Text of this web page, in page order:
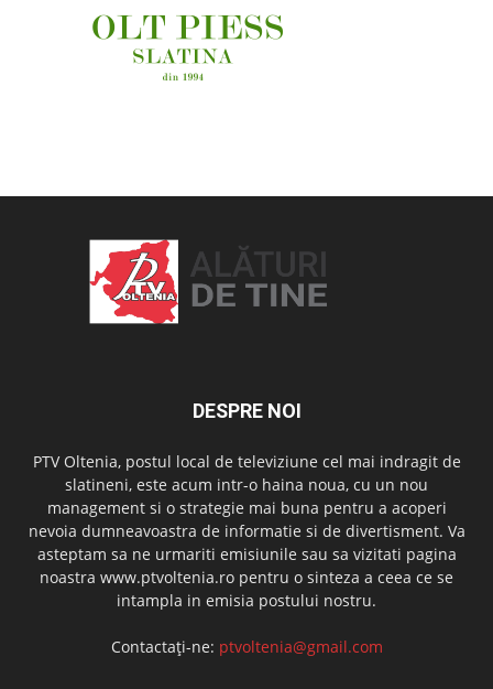
DESPRE NOI
PTV Oltenia, postul local de televiziune cel mai indragit de
slatineni, este acum intr-o haina noua, cu un nou
management si o strategie mai buna pentru a acoperi
nevoia dumneavoastra de informatie si de divertisment. Va
asteptam sa ne urmariti emisiunile sau sa vizitati pagina
noastra www.ptvoltenia.ro pentru o sinteza a ceea ce se
intampla in emisia postului nostru.
Contactați-ne: ptvoltenia@gmail.com